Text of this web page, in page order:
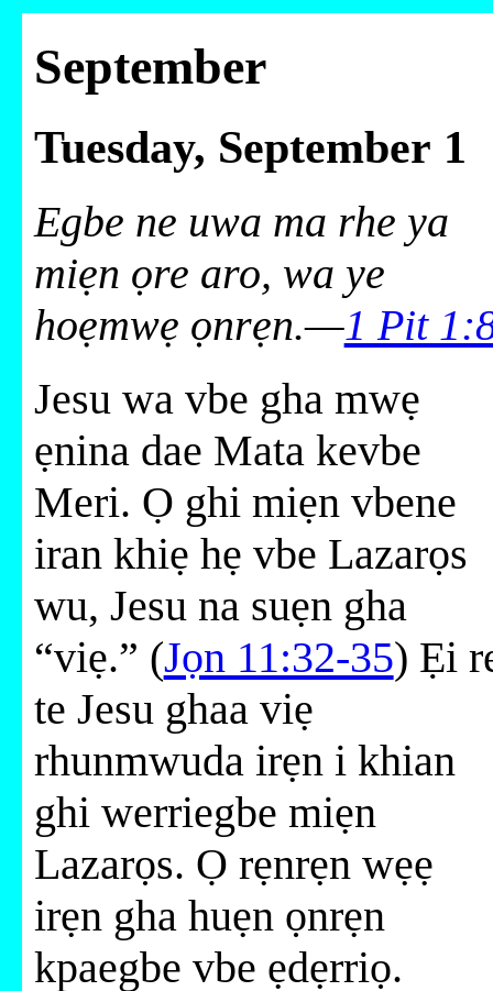
September
Tuesday, September 1
Egbe ne uwa ma rhe ya
miẹn ọre aro, wa ye
hoẹmwẹ ọnrẹn.—1 Pit
Jesu wa vbe gha mwẹ
ẹnina dae Mata kevbe
Meri. Ọ ghi miẹn vbene
iran khiẹ hẹ vbe Lazarọs
wu, Jesu na suẹn gha
“viẹ.” (Jọn 11:32-35) Ẹi
te Jesu ghaa viẹ
rhunmwuda irẹn i khian
ghi werriegbe miẹn
Lazarọs. Ọ rẹnrẹn wẹẹ
irẹn gha huẹn ọnrẹn
kpaegbe vbe ẹdẹrriọ.